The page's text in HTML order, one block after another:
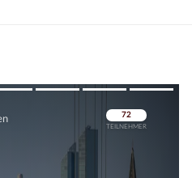
Überspringen